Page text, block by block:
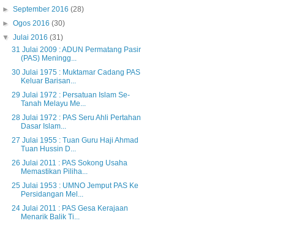
►September 2016(28)
►Ogos 2016(30)
▼Julai 2016(31)
31 Julai 2009 : ADUN Permatang Pasir
(PAS) Meningg...
30 Julai 1975 : Muktamar Cadang PAS
Keluar Barisan...
29 Julai 1972 : Persatuan Islam Se-
Tanah Melayu Me...
28 Julai 1972 : PAS Seru Ahli Pertahan
Dasar Islam...
27 Julai 1955 : Tuan Guru Haji Ahmad
Tuan Hussin D...
26 Julai 2011 : PAS Sokong Usaha
Memastikan Piliha...
25 Julai 1953 : UMNO Jemput PAS Ke
Persidangan Mel...
24 Julai 2011 : PAS Gesa Kerajaan
Menarik Balik Ti...